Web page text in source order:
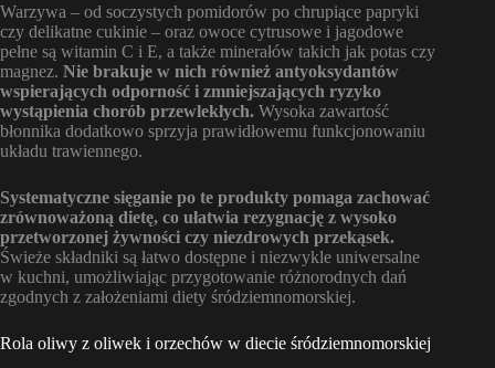
Warzywa – od soczystych pomidorów po chrupiące papryki
czy delikatne cukinie – oraz owoce cytrusowe i jagodowe
pełne są witamin C i E, a także minerałów takich jak potas czy
magnez. Nie brakuje w nich również antyoksydantów
wspierających odporność i zmniejszających ryzyko
wystąpienia chorób przewlekłych. Wysoka zawartość
błonnika dodatkowo sprzyja prawidłowemu funkcjonowaniu
układu trawiennego.
Systematyczne sięganie po te produkty pomaga zachować
zrównoważoną dietę, co ułatwia rezygnację z wysoko
przetworzonej żywności czy niezdrowych przekąsek.
Świeże składniki są łatwo dostępne i niezwykle uniwersalne
w kuchni, umożliwiając przygotowanie różnorodnych dań
zgodnych z założeniami diety śródziemnomorskiej.
Rola oliwy z oliwek i orzechów w diecie śródziemnomorskiej